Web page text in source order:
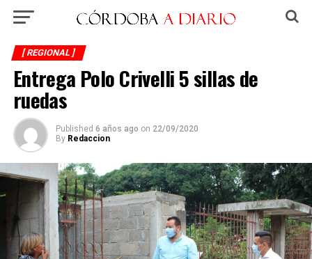
[ REGIONAL ]
Entrega Polo Crivelli 5 sillas de
ruedas
Published 6 años ago on 22/09/2020
By Redaccion